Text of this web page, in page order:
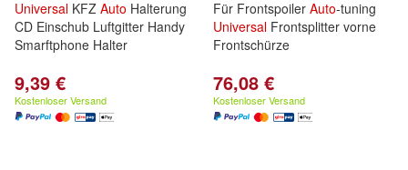
Universal KFZ Auto Halterung
CD Einschub Luftgitter Handy
Smarftphone Halter
9,39 €
Kostenloser Versand
Für Frontspoiler Auto-tuning
Universal Frontsplitter vorne
Frontschürze
76,08 €
Kostenloser Versand